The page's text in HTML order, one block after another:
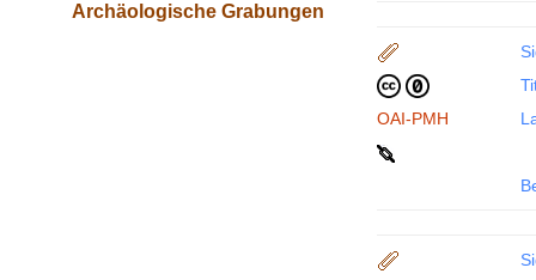
Archäologische Grabungen
OAI-PMH